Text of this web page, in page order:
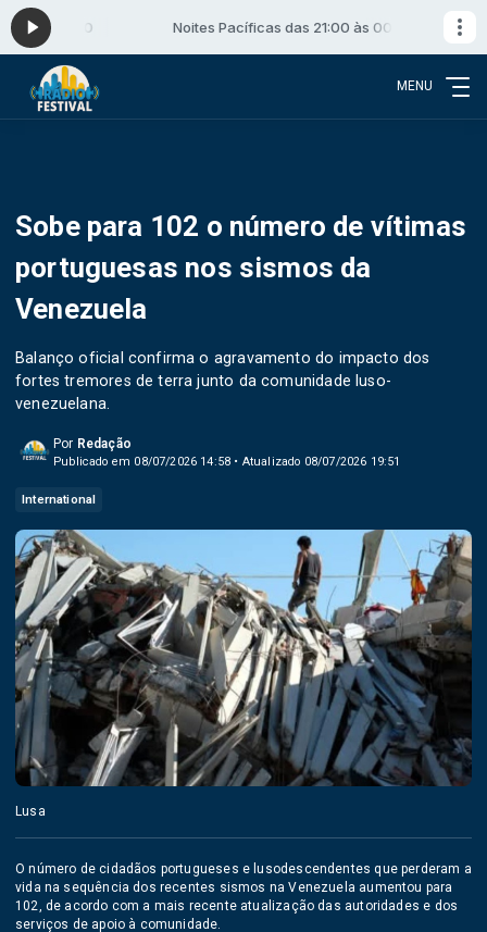
às 00:00 Noites Pacíficas das 21:00 às 00:00
MENU
Sobe para 102 o número de vítimas
portuguesas nos sismos da
Venezuela
Balanço oficial confirma o agravamento do impacto dos
fortes tremores de terra junto da comunidade luso-
venezuelana.
Por Redação
Publicado em 08/07/2026 14:58 • Atualizado 08/07/2026 19:51
International
Lusa
O número de cidadãos portugueses e lusodescendentes que perderam a
vida na sequência dos recentes sismos na Venezuela aumentou para
102, de acordo com a mais recente atualização das autoridades e dos
serviços de apoio à comunidade.